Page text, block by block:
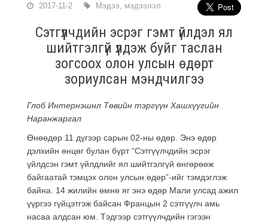
2017-11-2 Мэдээ, мэдээлэл
Сэтгүүлчдийн эсрэг гэмт үйлдэл ял
шийтгэлгүй үлдэж буйг таслан
зогсоох олон улсын өдөрт
зориулсан мэндчилгээ
Глоб Интернэшнл Төвийн тэргүүн Хашхүүгийн
Наранжаргал
Өнөөдөр 11 дүгээр сарын 02-ны өдөр. Энэ өдөр
дэлхийн өнцөг булан бүрт “Сэтгүүлчдийн эсрэг
үйлдсэн гэмт үйлдлийг ял шийтгэлгүй өнгөрөөж
байгаатай тэмцэх олон улсын өдөр”-ийг тэмдэглэж
байна. 14 жилийн өмнө яг энэ өдөр Мали улсад ажил
үүргээ гүйцэтгэж байсан Францын 2 сэтгүүлч амь
насаа алдсан юм. Тэдгээр сэтгүүлчдийн гэгээн